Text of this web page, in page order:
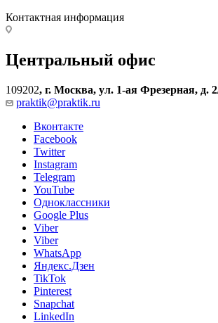
Контактная информация
Центральный офис
109202, г. Москва, ул. 1-ая Фрезерная, д.
praktik@praktik.ru
Вконтакте
Facebook
Twitter
Instagram
Telegram
YouTube
Одноклассники
Google Plus
Viber
Viber
WhatsApp
Яндекс.Дзен
TikTok
Pinterest
Snapchat
LinkedIn